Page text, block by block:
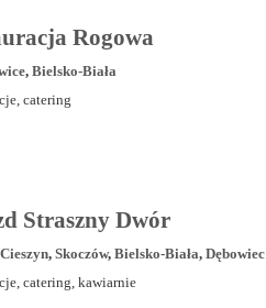
Rogowa
, Bielsko-Biała
catering
Straszny Dwór
Cieszyn, Skoczów, Bielsko-Biała, Dębowiec
catering, kawiarnie